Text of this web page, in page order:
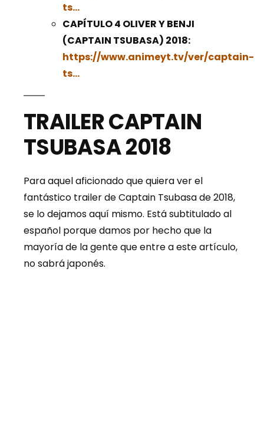
ts…
CAPÍTULO 4 OLIVER Y BENJI
(CAPTAIN TSUBASA) 2018:
https://www.animeyt.tv/ver/captain-
ts…
TRAILER CAPTAIN
TSUBASA 2018
Para aquel aficionado que quiera ver el
fantástico trailer de Captain Tsubasa de 2018,
se lo dejamos aquí mismo. Está subtitulado al
español porque damos por hecho que la
mayoría de la gente que entre a este artículo,
no sabrá japonés.